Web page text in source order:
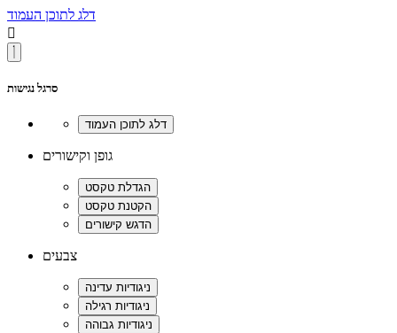
דלג לתוכן העמוד

סרגל נגישות
גופן וקישורים
צבעים